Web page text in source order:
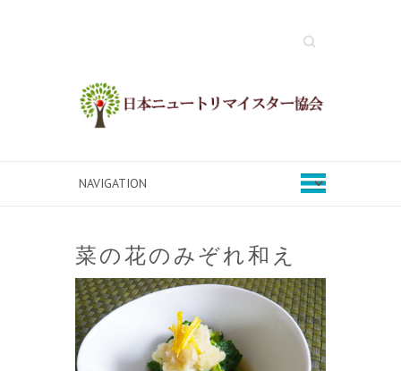
Search
菜の花のみぞれ和え